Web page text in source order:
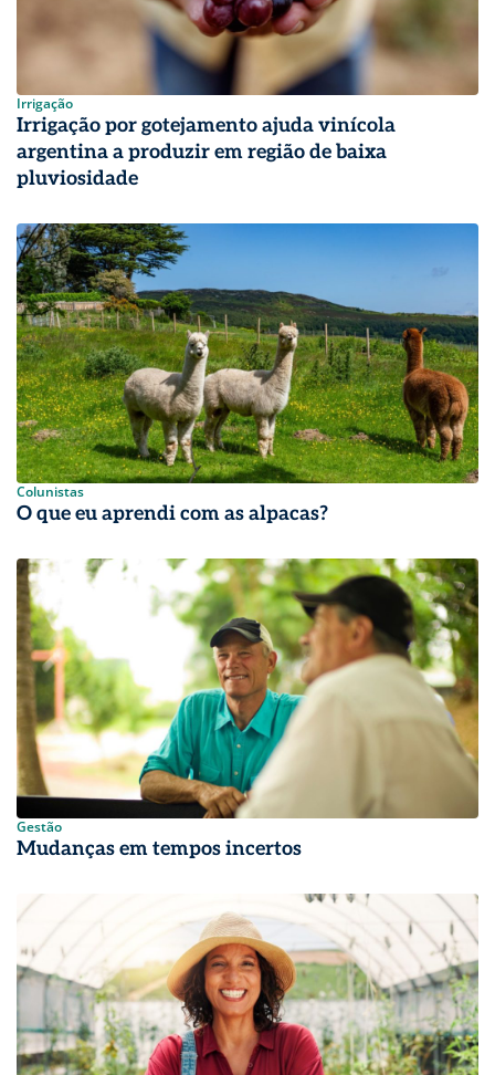
Irrigação
Irrigação por gotejamento ajuda vinícola
argentina a produzir em região de baixa
pluviosidade
Colunistas
O que eu aprendi com as alpacas?
Gestão
Mudanças em tempos incertos